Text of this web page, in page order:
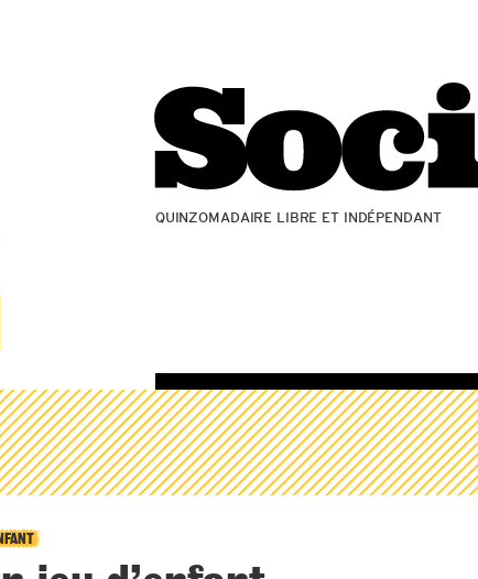
QUINZOMADAIRE LIBRE ET INDÉPENDANT